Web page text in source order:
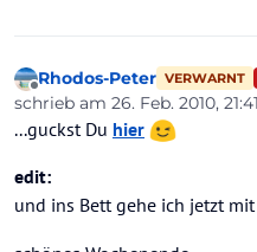
Offline
Rhodos-Peter VERWARNT
schrieb am 26. Feb. 2010, 21:41
zuletzt editiert von
...guckst Du hier
edit:
und ins Bett gehe ich jetzt mit